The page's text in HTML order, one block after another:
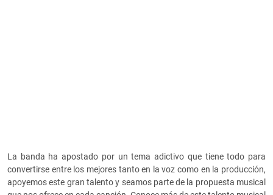
La banda ha apostado por un tema adictivo que tiene todo para
convertirse entre los mejores tanto en la voz como en la producción,
apoyemos este gran talento y seamos parte de la propuesta musical